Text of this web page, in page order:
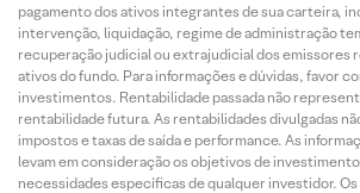
pagamento dos ativos integrantes de sua carteira,
intervenção, liquidação, regime de administração
recuperação judicial ou extrajudicial dos emissores
ativos do fundo. Para informações e dúvidas, favor
investimentos. Rentabilidade passada não
rentabilidade futura. As rentabilidades divulgadas
impostos e taxas de saída e performance. As
levam em consideração os objetivos de
necessidades específicas de qualquer investidor.